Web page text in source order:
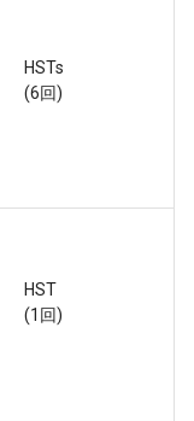
HSTs
(6回)
HST
(1回)